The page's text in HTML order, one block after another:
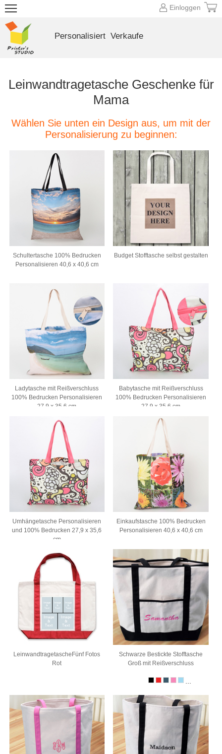
Leinwandtragetasche Geschenke für
Mama
Wählen Sie unten ein Design aus, um mit der
Personalisierung zu beginnen:
Schultertasche 100% Bedrucken
Personalisieren 40,6 x 40,6 cm
Budget Stofftasche selbst gestalten
Ladytasche mit Reißverschluss
100% Bedrucken Personalisieren
27,9 x 35,6 cm
Babytasche mit Reißverschluss
100% Bedrucken Personalisieren
27,9 x 35,6 cm
Umhängetasche Personalisieren
und 100% Bedrucken 27,9 x 35,6
cm
Einkaufstasche 100% Bedrucken
Personalisieren 40,6 x 40,6 cm
LeinwandtragetascheFünf Fotos
Rot
Schwarze Bestickte Stofftasche
Groß mit Reißverschluss
Einloggen
Personalisiert Verkaufe